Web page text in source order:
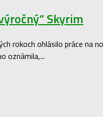
Skyrim
rokoch ohlásilo práce na
oznámila,...